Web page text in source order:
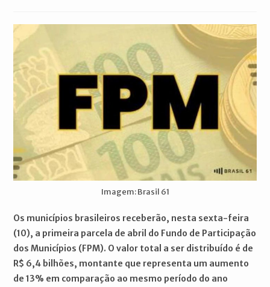
Imagem: Brasil 61
Os municípios brasileiros receberão, nesta sexta-feira
(10), a primeira parcela de abril do Fundo de Participação
dos Municípios (FPM). O valor total a ser distribuído é de
R$ 6,4 bilhões, montante que representa um aumento
de 13% em comparação ao mesmo período do ano